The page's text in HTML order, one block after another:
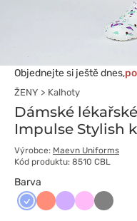
Objednejte si ještě dnes,
ŽENY Kalhoty
Dámské
Impulse Stylish
Výrobce: Maevn Uniforms
Kód produktu: 8510 CBL
Barva
Klasyczny
KoralowyLawendowy
Różowy
Szary